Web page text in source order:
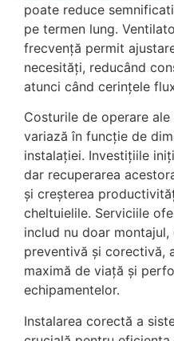
poate reduce
pe termen lung.
frecvență permit
necesități, reducând
atunci când cerințele
Costurile de operare
variază în funcție de
instalației. Investițiile
dar recuperarea
și creșterea
cheltuielile. Serviciile
includ nu doar montajul,
preventivă și corectivă,
maximă de viață și
echipamentelor.
Instalarea corectă a